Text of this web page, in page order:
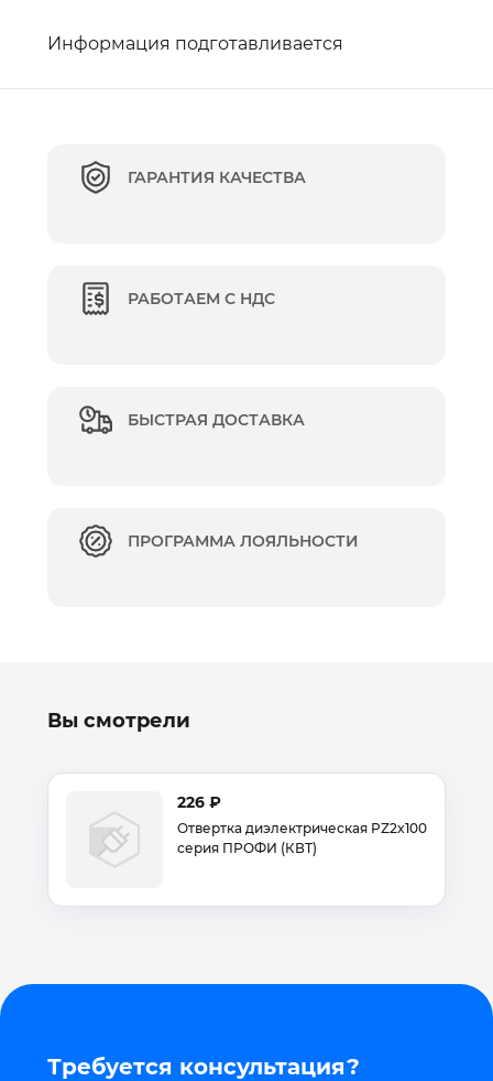
Информация подготавливается
ГАРАНТИЯ КАЧЕСТВА
РАБОТАЕМ С НДС
БЫСТРАЯ ДОСТАВКА
ПРОГРАММА ЛОЯЛЬНОСТИ
Вы смотрели
226 ₽
Отвертка диэлектрическая PZ2x100
серия ПРОФИ (КВТ)
Требуется консультация?